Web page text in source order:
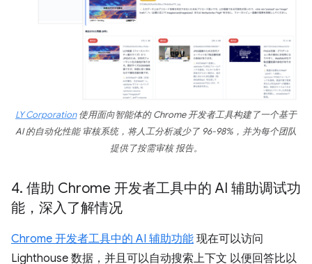
LY Corporation使用面向智能体的 Chrome 开发者工具构建了一个基于
AI 的自动化性能 审核系统，将人工分析减少了 96-98%，并为每个团队
提供了按需审核 报告。
4. 借助 Chrome 开发者工具中的 AI 辅助调试功
能，深入了解情况
Chrome 开发者工具中的 AI 辅助功能 现在可以访问
Lighthouse 数据，并且可以自动搜索上下文 以便回答比以